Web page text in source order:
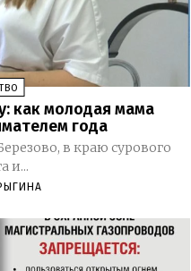
как молодая мама
года
и...